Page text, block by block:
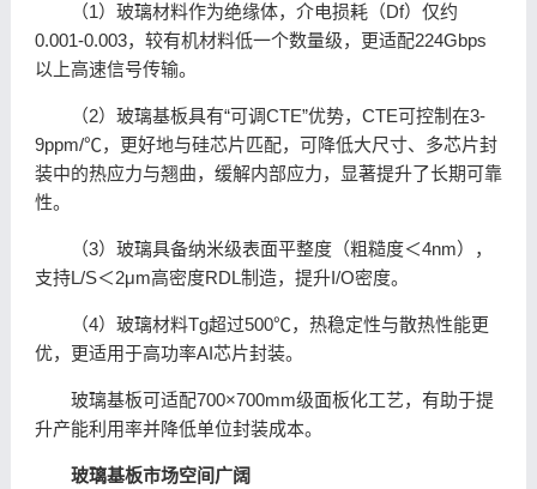
（1）玻璃材料作为绝缘体，介电损耗（Df）仅约
0.001-0.003，较有机材料低一个数量级，更适配224Gbps
以上高速信号传输。
（2）玻璃基板具有“可调CTE”优势，CTE可控制在3-
9ppm/℃，更好地与硅芯片匹配，可降低大尺寸、多芯片封
装中的热应力与翘曲，缓解内部应力，显著提升了长期可靠
性。
（3）玻璃具备纳米级表面平整度（粗糙度＜4nm），
支持L/S＜2μm高密度RDL制造，提升I/O密度。
（4）玻璃材料Tg超过500℃，热稳定性与散热性能更
优，更适用于高功率AI芯片封装。
玻璃基板可适配700×700mm级面板化工艺，有助于提
升产能利用率并降低单位封装成本。
玻璃基板市场空间广阔